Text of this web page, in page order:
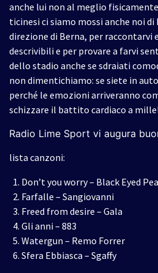
anche lui non al meglio
ticinesi ci siamo mossi anche noi di
direzione di Berna, per
descrivibili e per provare a farvi
dello stadio anche se sdraiati
non dimentichiamo: se siete in
perché le emozioni arriveranno
schizzare il battito cardiaco a mille!
Radio Lime Sport vi augura
lista canzoni:
Don’t you worry – Black Eyed
Farfalle – Sangiovanni
Freed from desire – Gala
Gli anni – 883
Watergun – Remo Forrer
Sfera Ebbiasca – Sgaffy